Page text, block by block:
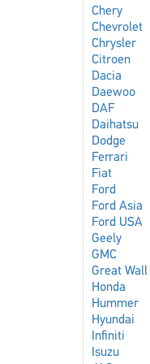
Chery
Chevrolet
Chrysler
Citroen
Dacia
Daewoo
DAF
Daihatsu
Dodge
Ferrari
Fiat
Ford
Ford Asia
Ford USA
Geely
GMC
Great Wall
Honda
Hummer
Hyundai
Infiniti
Isuzu